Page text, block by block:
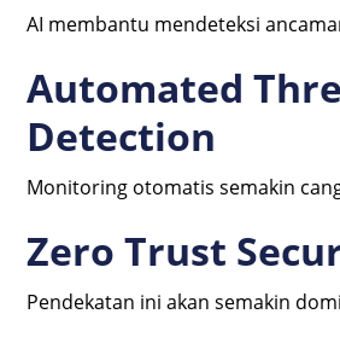
AI membantu mendeteksi
Automated
Detection
Monitoring otomatis semakin
Zero Trust
Pendekatan ini akan semakin